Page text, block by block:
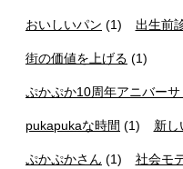
おいしいパン (1) 出生前
街の価値を上げる (1)
ぷかぷか10周年アニバーサ
pukapukaな時間 (1) 新し
ぷかぷかさん (1) 社会モ